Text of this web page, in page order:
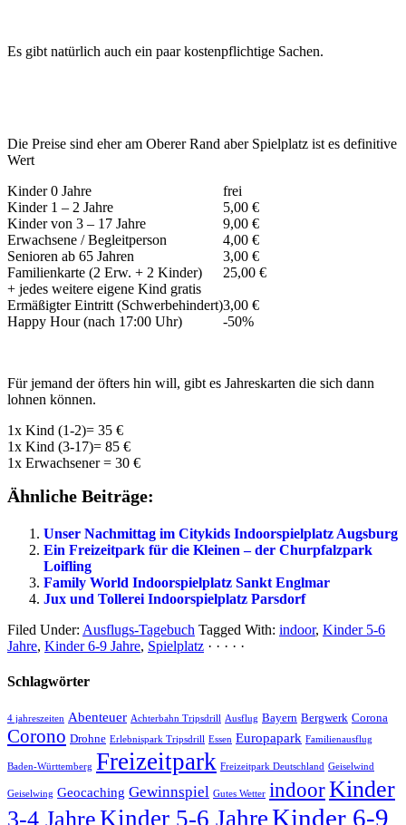
Es gibt natürlich auch ein paar kostenpflichtige Sachen.
Die Preise sind eher am Oberer Rand aber Spielplatz ist es definitive
Wert
Kinder 0 Jahre
frei
Kinder 1 – 2 Jahre
5,00 €
Kinder von 3 – 17 Jahre
9,00 €
Erwachsene / Begleitperson
4,00 €
Senioren ab 65 Jahren
3,00 €
Familienkarte (2 Erw. + 2 Kinder)
+ jedes weitere eigene Kind gratis
25,00 €
Ermäßigter Eintritt (Schwerbehindert)3,00 €
Happy Hour (nach 17:00 Uhr)
-50%
Für jemand der öfters hin will, gibt es Jahreskarten die sich dann
lohnen können.
1x Kind (1-2)= 35 €
1x Kind (3-17)= 85 €
1x Erwachsener = 30 €
Ähnliche Beiträge:
Unser Nachmittag im Citykids Indoorspielplatz Augsburg
Ein Freizeitpark für die Kleinen – der Churpfalzpark
Loifling
Family World Indoorspielplatz Sankt Englmar
Jux und Tollerei Indoorspielplatz Parsdorf
Filed Under: Ausflugs-Tagebuch Tagged With: indoor, Kinder 5-6
Jahre, Kinder 6-9 Jahre, Spielplatz · · · · ·
Schlagwörter
4 jahreszeiten Abenteuer Achterbahn Tripsdrill Ausflug Bayern Bergwerk Corona
Corono Drohne Erlebnispark Tripsdrill Essen Europapark Familienausflug
Baden-Württemberg Freizeitpark Freizeitpark Deutschland Geiselwind
Geiselwing Geocaching Gewinnspiel Gutes Wetter indoorKinder
3-4 JahreKinder 5-6 JahreKinder 6-9